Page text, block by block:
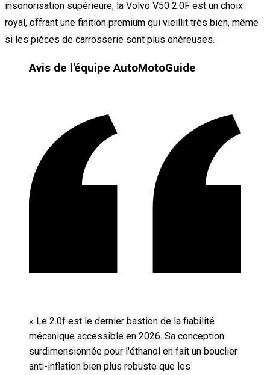
insonorisation supérieure, la Volvo V50 2.0F est un choix
royal, offrant une finition premium qui vieillit très bien, même
si les pièces de carrosserie sont plus onéreuses.
Avis de l'équipe AutoMotoGuide
« Le 2.0f est le dernier bastion de la fiabilité
mécanique accessible en 2026. Sa conception
surdimensionnée pour l'éthanol en fait un bouclier
anti-inflation bien plus robuste que les